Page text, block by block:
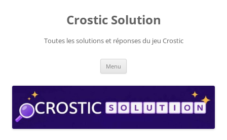
Crostic Solution
Toutes les solutions et réponses du jeu Crostic
Menu